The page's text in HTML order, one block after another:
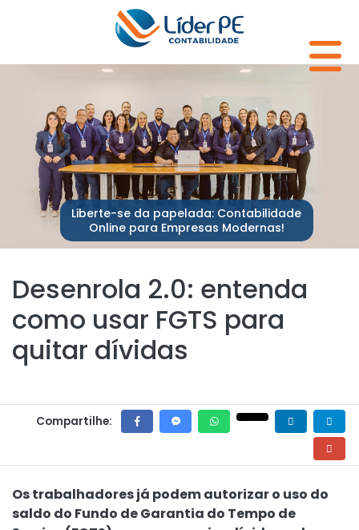
Liberte-se da papelada: Contabilidade
Online para Empresas Modernas!
Desenrola 2.0: entenda
como usar FGTS para
quitar dívidas
Compartilhe:
Os trabalhadores já podem autorizar o uso do
saldo do Fundo de Garantia do Tempo de